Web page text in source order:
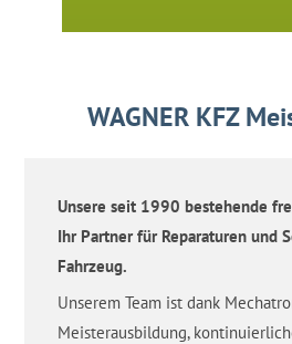
WAGNER KFZ
Unsere seit 1990 bestehende
Ihr Partner für Reparaturen und
Fahrzeug.
Unserem Team ist dank
Meisterausbildung,